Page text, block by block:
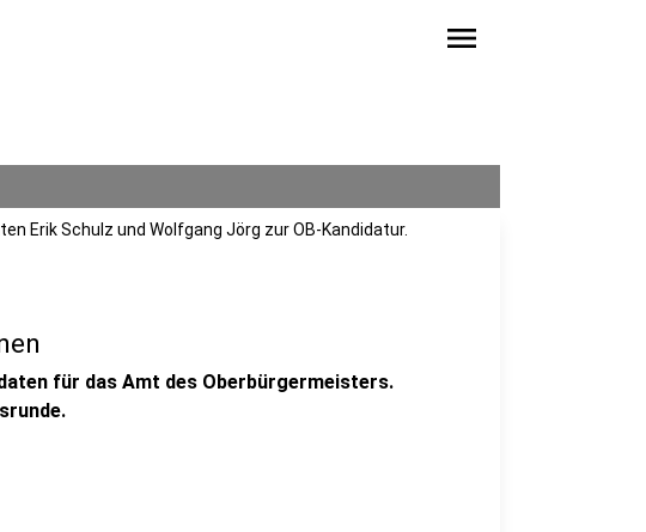
menu
Erik Schulz und Wolfgang Jörg zur OB-Kandidatur.
für das Amt des Oberbürgermeisters.